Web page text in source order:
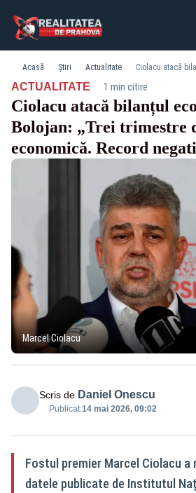
Acasă Știri Actualitate
ACTUALITATE· 1 min citire
Ciolacu atacă bilanțul
Bolojan: „Trei trimestre
economică. Record
Marcel Ciolacu
Scris de Daniel Onescu
Publicat:14 mai 2026, 09:02
Fostul premier Marcel Ciolacu
datele publicate de Institutul